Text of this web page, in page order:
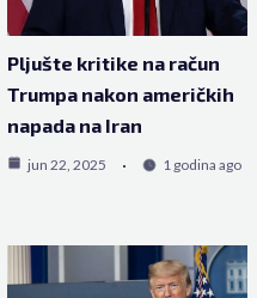
Pljušte kritike na račun
Trumpa nakon američkih
napada na Iran
jun 22, 2025 1 godina ago